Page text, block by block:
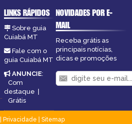
LINKS RÁPIDOS
Sobre guia
Cuiabá MT
Fale com o
guia Cuiabá MT
ANUNCIE:
Com
destaque |
Grátis
NOVIDADES POR E-
MAIL
Receba grátis as
principais notícias,
dicas e promoções
Privacidade
Sitemap